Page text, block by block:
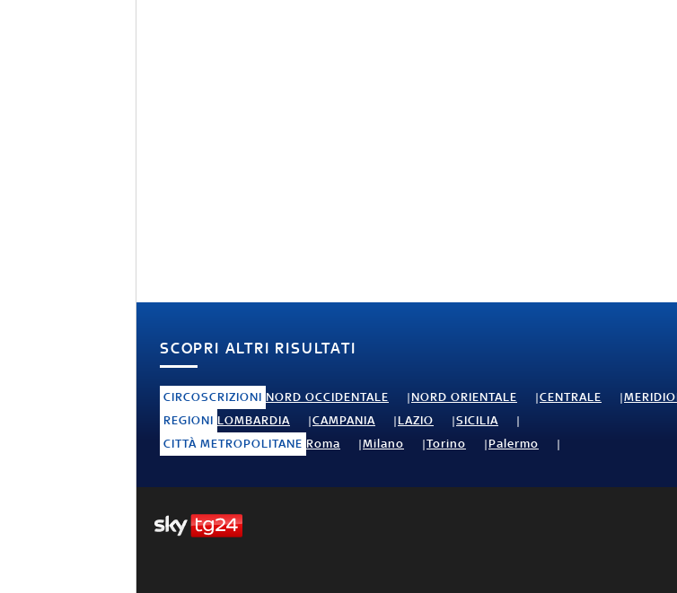
SCOPRI ALTRI RISULTATI
CIRCOSCRIZIONI NORD OCCIDENTALE NORD ORIENTALE CENTRALE
REGIONI LOMBARDIA CAMPANIA LAZIO
SICILIA
CITTÀ METROPOLITANE Roma Milano Torino Palermo